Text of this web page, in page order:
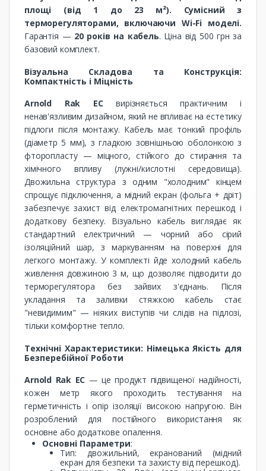
площі (від 1 до 23 м²). Сумісний з
терморегуляторами, включаючи Wi-Fi моделі.
Гарантія — 20 років на кабель. Ціна від 500 грн за
базовий комплект.
Візуальна Складова та Конструкція:
Компактність і Міцність
Arnold Rak ECвирізняється практичним і
ненав'язливим дизайном, який не впливає на естетику
підлоги після монтажу. Кабель має тонкий профіль
(діаметр 5 мм), з гладкою зовнішньою оболонкою з
фторопласту — міцного, стійкого до стирання та
хімічного впливу (лужні/кислотні середовища).
Двожильна структура з одним "холодним" кінцем
спрощує підключення, а мідний екран (фольга + дріт)
забезпечує захист від електромагнітних перешкод і
додаткову безпеку. Візуально кабель виглядає як
стандартний електричний — чорний або сірий
ізоляційний шар, з маркуванням на поверхні для
легкого монтажу. У комплекті йде холодний кабель
живлення довжиною 3 м, що дозволяє підводити до
терморегулятора без зайвих з'єднань. Після
укладання та заливки стяжкою кабель стає
"невидимим" — ніяких виступів чи слідів на підлозі,
тільки комфортне тепло.
Технічні Характеристики: Німецька Якість для
Безперебійної Роботи
Arnold Rak EC — це продукт підвищеної надійності,
кожен метр якого проходить тестування на
герметичність і опір ізоляції високою напругою. Він
розроблений для постійного використання як
основне або додаткове опалення.
Основні Параметри:
Тип: двожильний, екранований (мідний
екран для безпеки та захисту від перешкод).